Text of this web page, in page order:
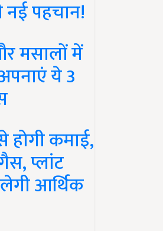
नई पहचान!
मसालों में
ये 3
कमाई,
प्लांट
आर्थिक